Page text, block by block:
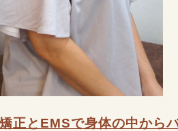
正とEMSで身体の中から